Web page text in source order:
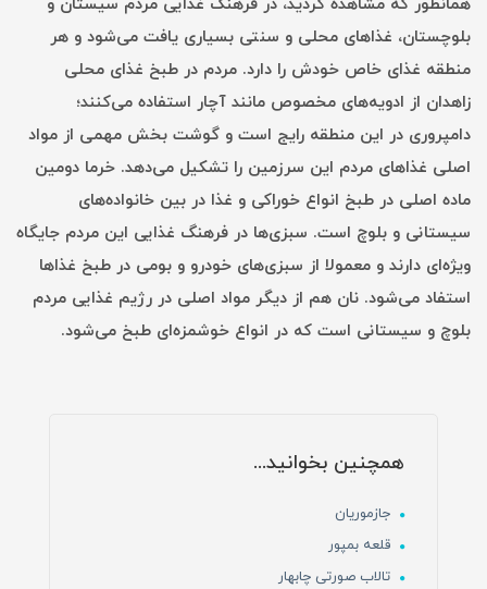
بلوچستان، غذاهای محلی و سنتی بسیاری یافت می‌شود و هر
منطقه غذای خاص خودش را دارد. مردم در طبخ غذای محلی
زاهدان از ادویه‌های مخصوص مانند آچار استفاده می‌کنند؛
دامپروری در این منطقه رایج است و گوشت بخش مهمی از مواد
اصلی غذاهای مردم این سرزمین را تشکیل می‌دهد. خرما دومین
ماده اصلی در طبخ انواع خوراکی و غذا در بین خانواده‌های
سیستانی و بلوچ است. سبزی‌ها در فرهنگ غذایی این مردم جایگاه
ویژه‌ای دارند و معمولا از سبزی‌های خودرو و بومی در طبخ غذاها
استفاد می‌شود. نان هم از دیگر مواد اصلی در رژیم غذایی مردم
بلوچ و سیستانی است که در انواع خوشمزه‌ای طبخ می‌شود.
همچنین بخوانید...
جازموریان
قلعه بمپور
تالاب صورتی چابهار